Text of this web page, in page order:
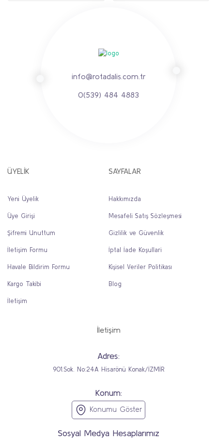
info@rotadalis.com.tr
0(539) 484 4883
ÜYELİK
Yeni Üyelik
Üye Girişi
Şifremi Unuttum
İletişim Formu
Havale Bildirim Formu
Kargo Takibi
İletişim
SAYFALAR
Hakkımızda
Mesafeli Satış Sözleşmesi
Gizlilik ve Güvenlik
İptal İade Koşullari
Kişisel Veriler Politikası
Blog
İletişim
Adres:
901.Sok. No:24A Hisarönü Konak/İZMİR
Konum:
Konumu Göster
Sosyal Medya Hesaplarımız